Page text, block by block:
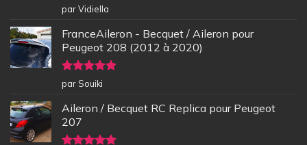
Note5sur
5
par Vidiella
FranceAileron - Becquet / Aileron pour
Peugeot 208 (2012 à 2020)
Note5sur
5
par Souiki
Aileron / Becquet RC Replica pour Peugeot
207